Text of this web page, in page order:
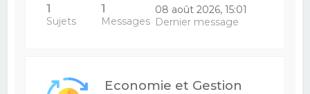
1
Sujets
1
Messages
08 août 2026, 15:01
Dernier message
Economie et Gestion